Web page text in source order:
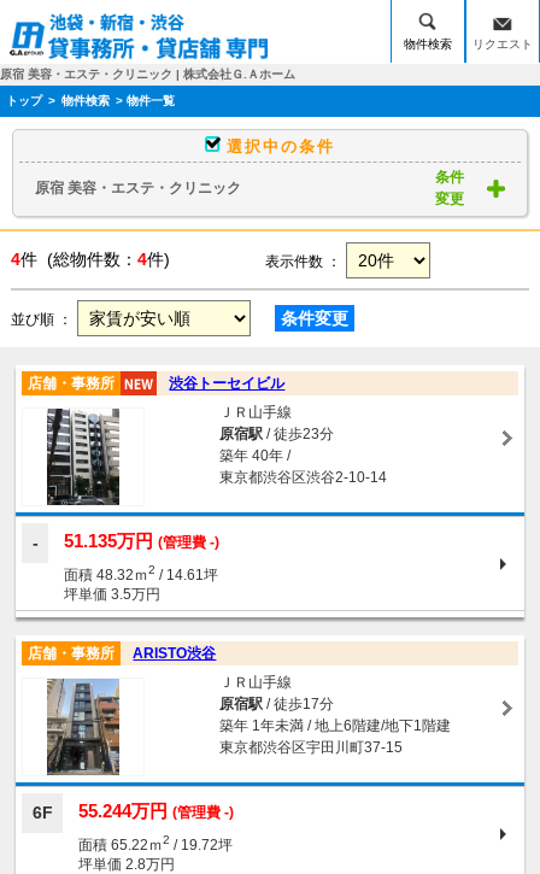
物件検索 リクエスト
原宿 美容・エステ・クリニック | 株式会社Ｇ.Ａホーム
トップ > 物件検索 > 物件一覧
選択中の条件
原宿 美容・エステ・クリニック
条件
変更
4件 (総物件数： 4件) 表示件数 ：
並び順 ： 条件変更
店舗・事務所
渋谷トーセイビル
ＪＲ山手線
原宿駅/ 徒歩23分
築年 40年 /
東京都渋谷区渋谷2-10-14
51.135万円 (管理費 -)
面積 48.32ｍ2 / 14.61坪
坪単価 3.5万円
店舗・事務所
ARISTO渋谷
ＪＲ山手線
原宿駅/ 徒歩17分
築年 1年未満 / 地上6階建/地下1階建
東京都渋谷区宇田川町37-15
6F 55.244万円 (管理費 -)
面積 65.22ｍ2 / 19.72坪
坪単価 2.8万円